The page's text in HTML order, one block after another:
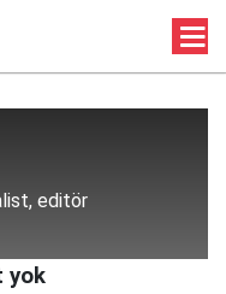
editör
yok